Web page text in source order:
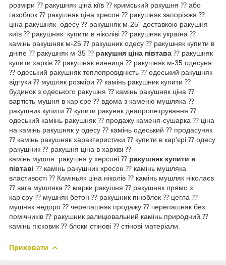
розміри ⁇ ракушняк ціна кіїв ⁇ кримський ракушня ⁇ або
газоблок ⁇ ракушняк ціна хресон ⁇ ракушняк запоріжжя ⁇
ціна ракушняк одесу ⁇ ракушняк м-25" доставкою ракушня
київ ⁇ ракушняк купити в ніколіві ⁇ ракушняк україна ⁇
камінь ракушняк м-25 ⁇ ракушник одесу ⁇ ракушняк купити в
дніпе ⁇ ракушняк м-35 ⁇ ракушня ціна півтава ⁇ ракушняк
купити харків ⁇ ракушняк винниця ⁇ ракушняк м-35 одесуня
⁇ одеський ракушняк теплопровідність ⁇ одеський ракушняк
відгуки ⁇ мушляк розміри ⁇ камінь ракушник купити ⁇
будинок з одеського ракушня ⁇ камінь ракушняк ціна ⁇
вартість мушня в кар'єре ⁇ вдома з каменю мушляка ⁇
ракушник купити ⁇ купити ракуняк днапропетрування ⁇
одеський камінь ракушняк ⁇ продажу каменя-сушарка ⁇ ціна
на камінь ракушняк у одесу ⁇ камінь одеський ⁇ продасуняк
⁇ камінь ракушняк характеристики ⁇ купити в кар'єрі ⁇ одесу
ракушник ⁇ ракушня ціна в харківі ⁇
камінь мушля ракушня у херсоні ⁇ ракушняк купити в
півтаві ⁇ камінь ракушник хресон ⁇ камінь мушляка
властивості ⁇ Каміньяк ціна ніколів ⁇ камінь мушляк ніколаєв
⁇ вага мушляка ⁇ марки ракушня ⁇ ракушняк прямо з
кар'єру ⁇ мушняк бетон ⁇ ракушник піноблок ⁇ цегла ⁇
мушняк недорo ⁇ черепашняк продажу ⁇ черепашняк без
помічників ⁇ ракушник залицювальний камінь природний ⁇
камінь пісковик ⁇ блоки стінові ⁇ стінові мaтеріали.
Приховати